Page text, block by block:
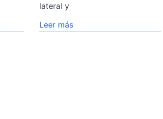
lateral y
Leer más